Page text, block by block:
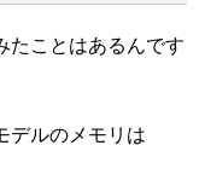
たことはあるんです
デルのメモリは